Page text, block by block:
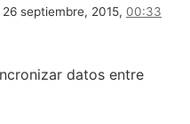
26 septiembre, 2015, 00:33
datos entre